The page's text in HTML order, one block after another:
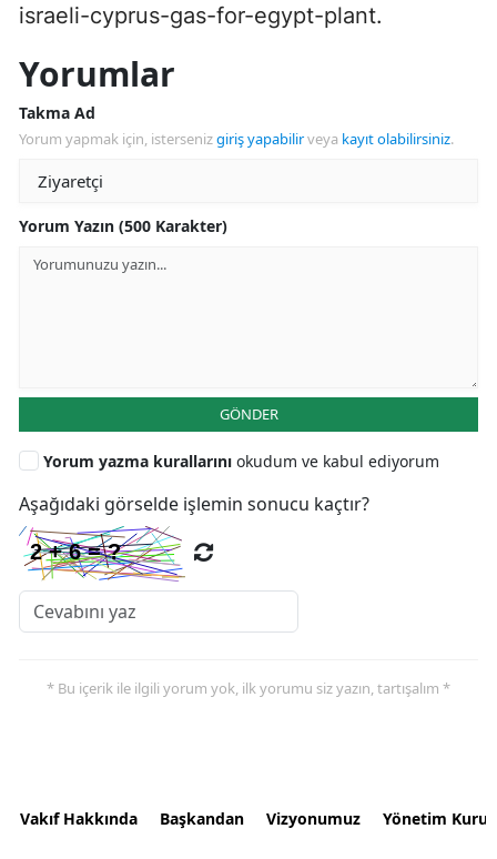
israeli-cyprus-gas-for-egypt-plant.
Yorumlar
Takma Ad
Yorum yapmak için, istersenizgiriş yapabilirveya kayıt olabilirsiniz.
Yorum Yazın (500 Karakter)
GÖNDER
Yorum yazma kurallarını okudum ve kabul ediyorum
Aşağıdaki görselde işlemin sonucu kaçtır?
* Bu içerik ile ilgili yorum yok, ilk yorumu siz yazın, tartışalım *
Vakıf Hakkında Başkandan Vizyonumuz Yönetim